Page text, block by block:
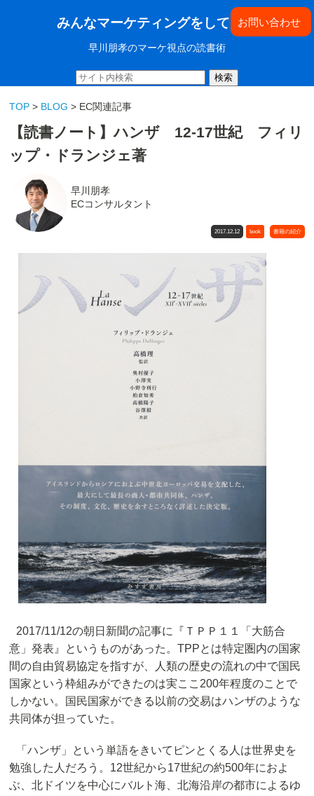
みんなマーケティングをしてきた
早川朋孝のマーケ視点の読書術
お問い合わせ
検索
TOP > BLOG > EC関連記事
【読書ノート】ハンザ 12-17世紀 フィリ
ップ・ドランジェ著
早川朋孝
ECコンサルタント
2017.12.12 book 書籍の紹介
2017/11/12の朝日新聞の記事に『ＴＰＰ１１「大筋合
意」発表』というものがあった。TPPとは特定圏内の国家
間の自由貿易協定を指すが、人類の歴史の流れの中で国民
国家という枠組みができたのは実ここ200年程度のことで
しかない。国民国家ができる以前の交易はハンザのような
共同体が担っていた。
「ハンザ」という単語をきいてピンとくる人は世界史を
勉強した人だろう。12世紀から17世紀の約500年におよ
ぶ、北ドイツを中心にバルト海、北海沿岸の都市によるゆ